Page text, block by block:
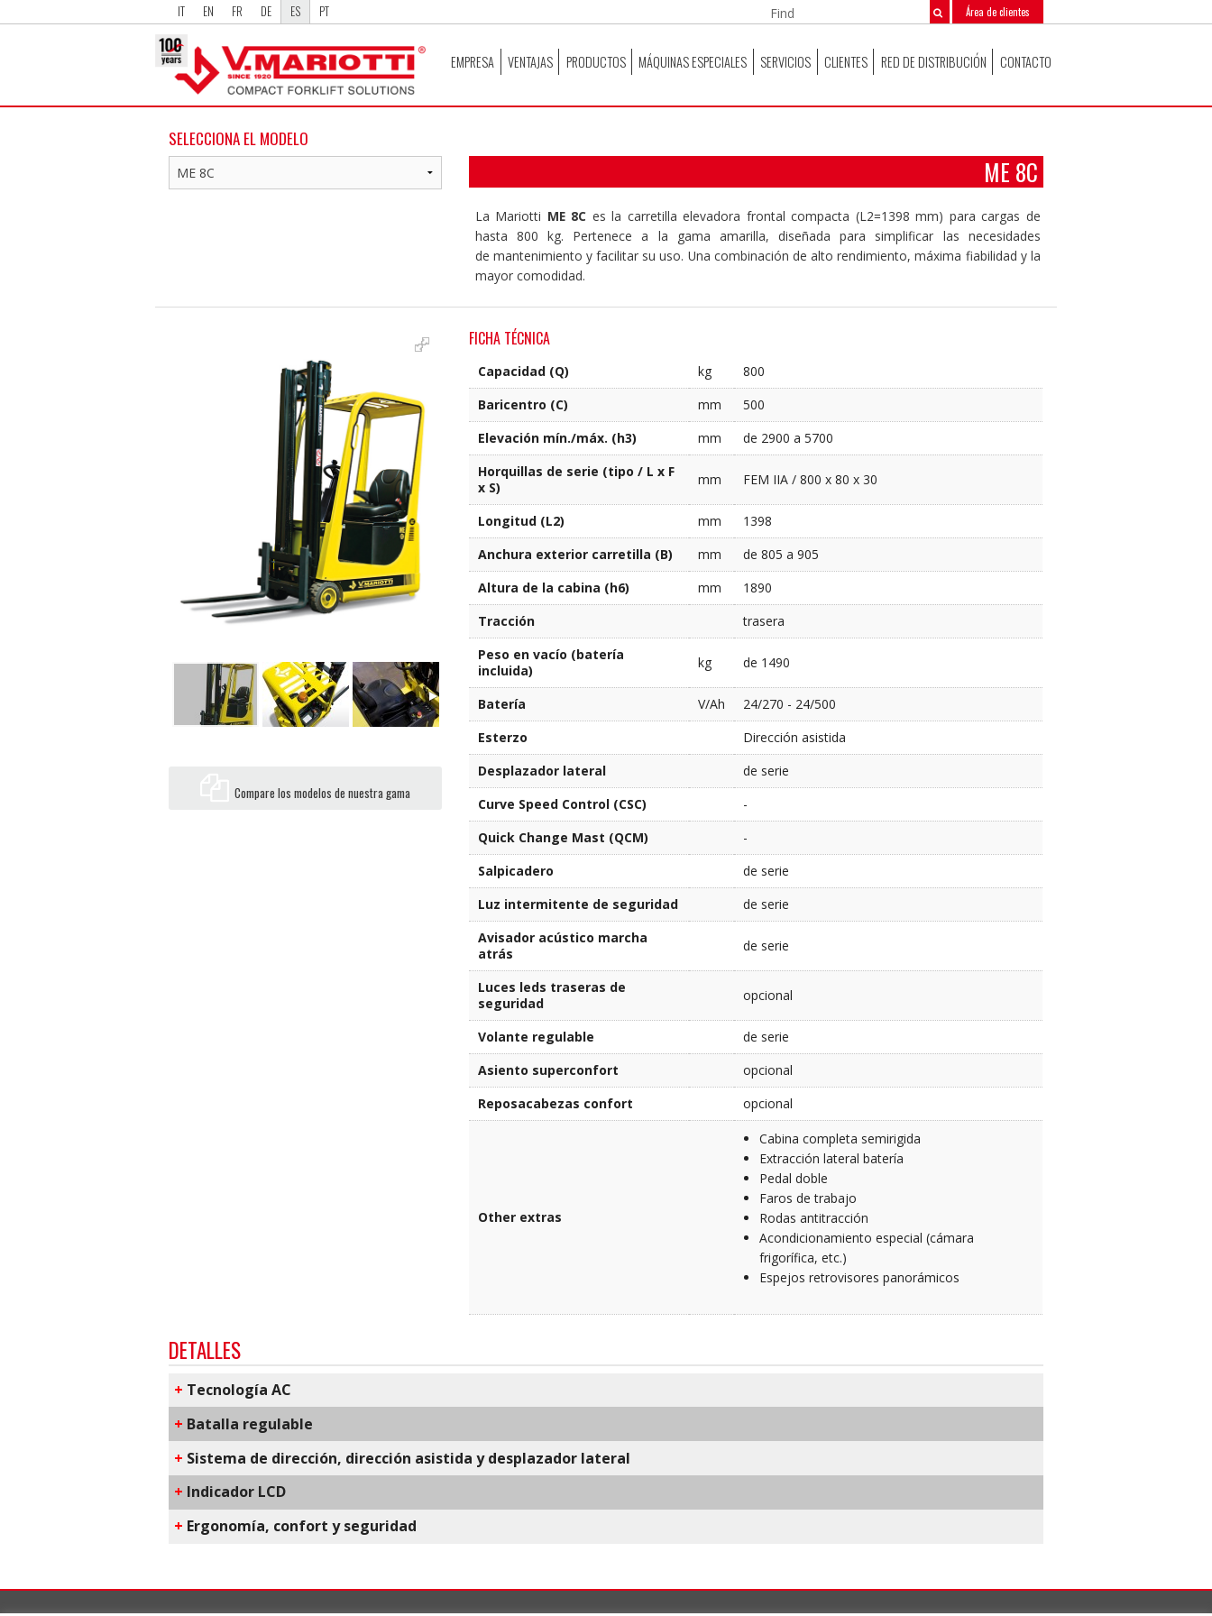
IT EN FR DE ES PT Área de clientes
EMPRESA VENTAJAS PRODUCTOS MÁQUINAS ESPECIALES SERVICIOS CLIENTES RED DE DISTRIBUCIÓN CONTACTO
SELECCIONA EL MODELO
ME 8C
La Mariotti ME 8C es la carretilla elevadora frontal compacta (L2=1398 mm) para cargas de
hasta 800 kg. Pertenece a la gama amarilla, diseñada para simplificar las necesidades
de mantenimiento y facilitar su uso. Una combinación de alto rendimiento, máxima fiabilidad y la
mayor comodidad.
Compare los modelos de nuestra gama
FICHA TÉCNICA
Capacidad (Q) kg
800
Baricentro (C)
mm
500
Elevación mín./máx. (h3)
mm
de 2900 a 5700
Horquillas de serie (tipo / L x F
x S)
mm FEM IIA / 800 x 80 x 30
Longitud (L2) mm
1398
Anchura exterior carretilla (B)
mm
de 805 a 905
Altura de la cabina (h6)
mm
1890
Tracción
trasera
Peso en vacío (batería
incluida)
kg de 1490
Batería V/Ah
24/270 - 24/500
Esterzo
Dirección asistida
Desplazador lateral
de serie
Curve Speed Control (CSC)
-
Quick Change Mast (QCM)
-
Salpicadero
de serie
Luz intermitente de seguridad
de serie
Avisador acústico marcha
atrás
de serie
Luces leds traseras de
seguridad
opcional
Volante regulable
de serie
Asiento superconfort
opcional
Reposacabezas confort
opcional
Other extras
Cabina completa semirigida
Extracción lateral batería
Pedal doble
Faros de trabajo
Rodas antitracción
Acondicionamiento especial (cámara
frigorífica, etc.)
Espejos retrovisores panorámicos
DETALLES
+ T​ecnología AC
+ Batalla regulable
+ Sistema de dirección, dirección asistida y desplazador lateral
+ ​Indicador LCD
+ E​rgonomía, confort y seguridad